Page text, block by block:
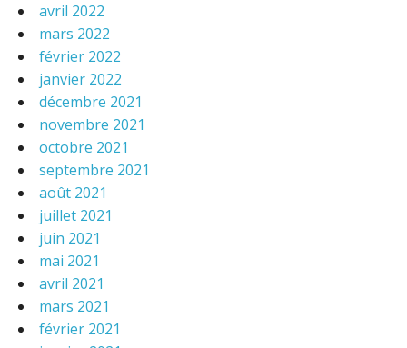
avril 2022
mars 2022
février 2022
janvier 2022
décembre 2021
novembre 2021
octobre 2021
septembre 2021
août 2021
juillet 2021
juin 2021
mai 2021
avril 2021
mars 2021
février 2021